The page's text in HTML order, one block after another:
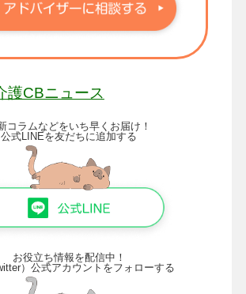
護CBニュース
コラムなどをいち早くお届け！
公式LINEを友だちに追加する
お役立ち情報を配信中！
）公式アカウントをフォローする